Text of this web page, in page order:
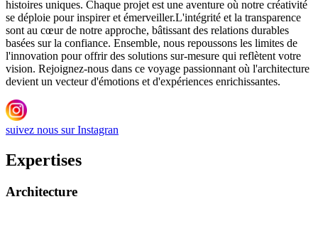
histoires uniques. Chaque projet est une aventure où notre créativité
se déploie pour inspirer et émerveiller.L'intégrité et la transparence
sont au cœur de notre approche, bâtissant des relations durables
basées sur la confiance. Ensemble, nous repoussons les limites de
l'innovation pour offrir des solutions sur-mesure qui reflètent votre
vision. Rejoignez-nous dans ce voyage passionnant où l'architecture
devient un vecteur d'émotions et d'expériences enrichissantes.
suivez nous sur Instagran
Expertises
Architecture